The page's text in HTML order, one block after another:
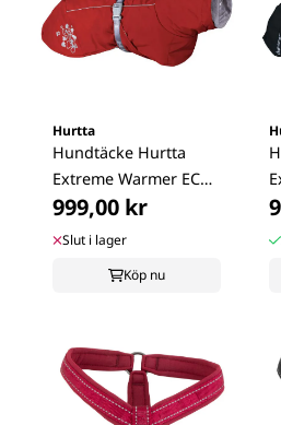
Hurtta
Hundtäcke Hurtta
Extreme Warmer ECO
hallon
999,00 kr
Slut i lager
Köp nu